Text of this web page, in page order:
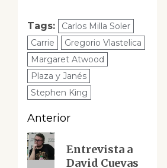
Tags:
Carlos Milla Soler
Carrie
Gregorio Vlastelica
Margaret Atwood
Plaza y Janés
Stephen King
Navegación
de
entradas
Anterior
Entrada
anterior:
Entrevista a
David Cuevas